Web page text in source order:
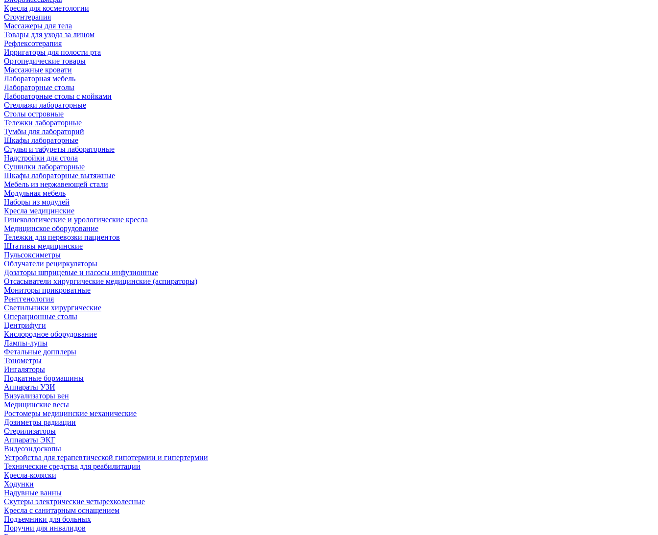
Кресла для косметологии
Стоунтерапия
Массажеры для тела
Товары для ухода за лицом
Рефлексотерапия
Ирригаторы для полости рта
Ортопедические товары
Массажные кровати
Лабораторная мебель
Лабораторные столы
Лабораторные столы с мойками
Стеллажи лабораторные
Столы островные
Тележки лабораторные
Тумбы для лабораторий
Шкафы лабораторные
Стулья и табуреты лабораторные
Надстройки для стола
Сушилки лабораторные
Шкафы лабораторные вытяжные
Мебель из нержавеющей стали
Модульная мебель
Наборы из модулей
Кресла медицинские
Гинекологические и урологические кресла
Медицинское оборудование
Тележки для перевозки пациентов
Штативы медицинские
Пульсоксиметры
Облучатели рециркуляторы
Дозаторы шприцевые и насосы инфузионные
Отсасыватели хирургические медицинские (аспираторы)
Мониторы прикроватные
Рентгенология
Светильники хирургические
Операционные столы
Центрифуги
Кислородное оборудование
Лампы-лупы
Фетальные допплеры
Тонометры
Ингаляторы
Подкатные бормашины
Аппараты УЗИ
Визуализаторы вен
Медицинские весы
Ростомеры медицинские механические
Дозиметры радиации
Стерилизаторы
Аппараты ЭКГ
Видеоэндоскопы
Устройства для терапевтической гипотермии и гипертермии
Технические средства для реабилитации
Кресла-коляски
Ходунки
Надувные ванны
Скутеры электрические четырехколесные
Кресла с санитарным оснащением
Подъемники для больных
Поручни для инвалидов